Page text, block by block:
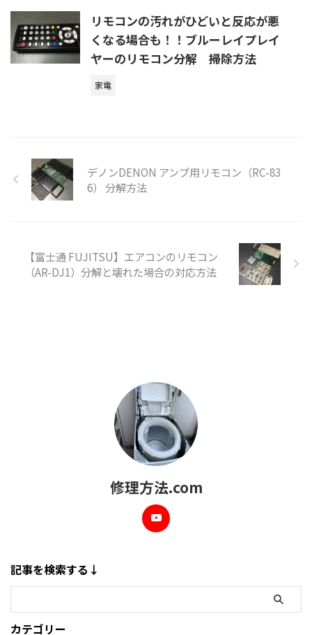
リモコンの汚れがひどいと反応が悪
くなる場合も！！ブルーレイプレイ
ヤーのリモコン分解 掃除方法
家電
デノンDENON アンプ用リモコン（RC-83
6） 分解方法
【富士通 FUJITSU】エアコンのリモコン
（AR-DJ1）分解と壊れた場合の対応方法
修理方法.com
記事を検索する↓
カテゴリー